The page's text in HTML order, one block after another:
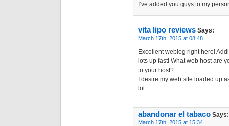
I’ve added you guys to my
vita lipo reviews Says:
March 17th, 2015 at 08:48
Excellent weblog right here!
lots up fast! What web host are
to your host?
I desire my web site loaded up
lol
abandonar el tabaco Says:
March 17th, 2015 at 15:34